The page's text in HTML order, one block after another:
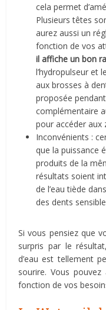
cela permet
Plusieurs têtes
aurez aussi un
fonction de vos
il affiche un bon
l’hydropulseur et
aux brosses à
proposée pendant
complémentaire
pour accéder aux
Inconvénients :
que la puissance
produits de la
résultats soient
de l’eau tiède
des dents
Si vous pensiez que
surpris par le
d’eau est tellement
sourire. Vous
fonction de vos